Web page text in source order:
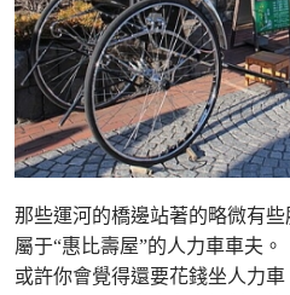
那些運河的橋邊站著的略微有
屬于“惠比壽屋”的人力車車夫。
或許你會覺得還要花錢坐人力